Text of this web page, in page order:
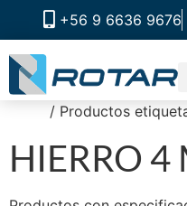
+56 9 6636 9676
/ Productos
HIERRO 4